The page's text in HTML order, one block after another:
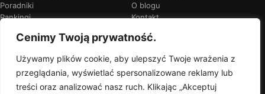
Cenimy Twoją prywatność.
Używamy plików cookie, aby ulepszyć Twoje wrażenia z
przeglądania, wyświetlać spersonalizowane reklamy lub
treści oraz analizować nasz ruch. Klikając „Akceptuj
Poradniki
Rankingi
O blogu
Kontakt
Przejrzyste rekomendacje